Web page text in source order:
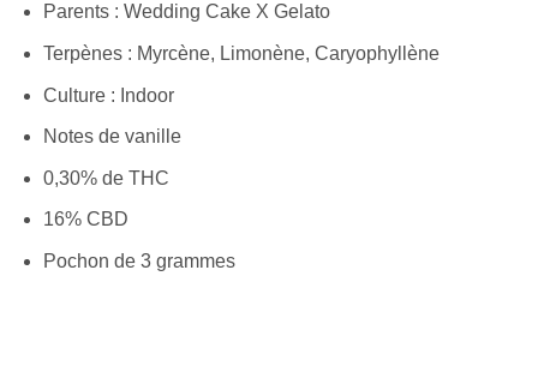
Parents : Wedding Cake X Gelato
Terpènes : Myrcène, Limonène, Caryophyllène
Culture : Indoor
Notes de vanille
0,30% de THC
16% CBD
Pochon de 3 grammes